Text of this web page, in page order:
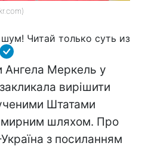
Читай только суть из
Ангела Меркель у
вирішити
Штатами
мирним шляхом. Про
з посиланням